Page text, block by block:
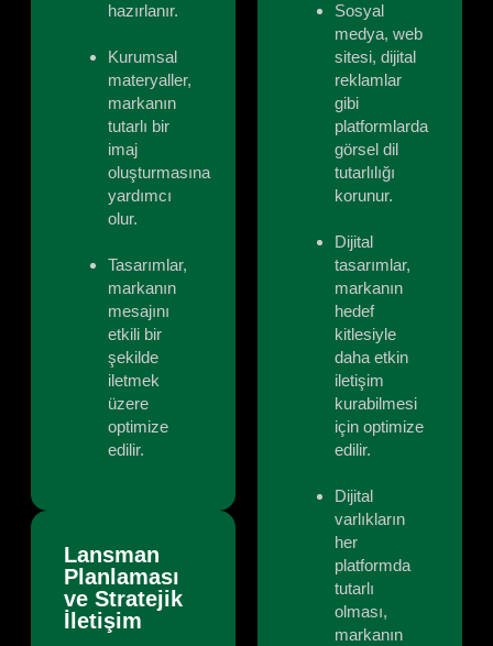
hazırlanır.
Kurumsal
materyaller,
markanın
tutarlı bir
imaj
oluşturmasına
yardımcı
olur.
Tasarımlar,
markanın
mesajını
etkili bir
şekilde
iletmek
üzere
optimize
edilir.
Lansman
Planlaması
ve Stratejik
İletişim
Sosyal
medya, web
sitesi, dijital
reklamlar
gibi
platformlarda
görsel dil
tutarlılığı
korunur.
Dijital
tasarımlar,
markanın
hedef
kitlesiyle
daha etkin
iletişim
kurabilmesi
için optimize
edilir.
Dijital
varlıkların
her
platformda
tutarlı
olması,
markanın